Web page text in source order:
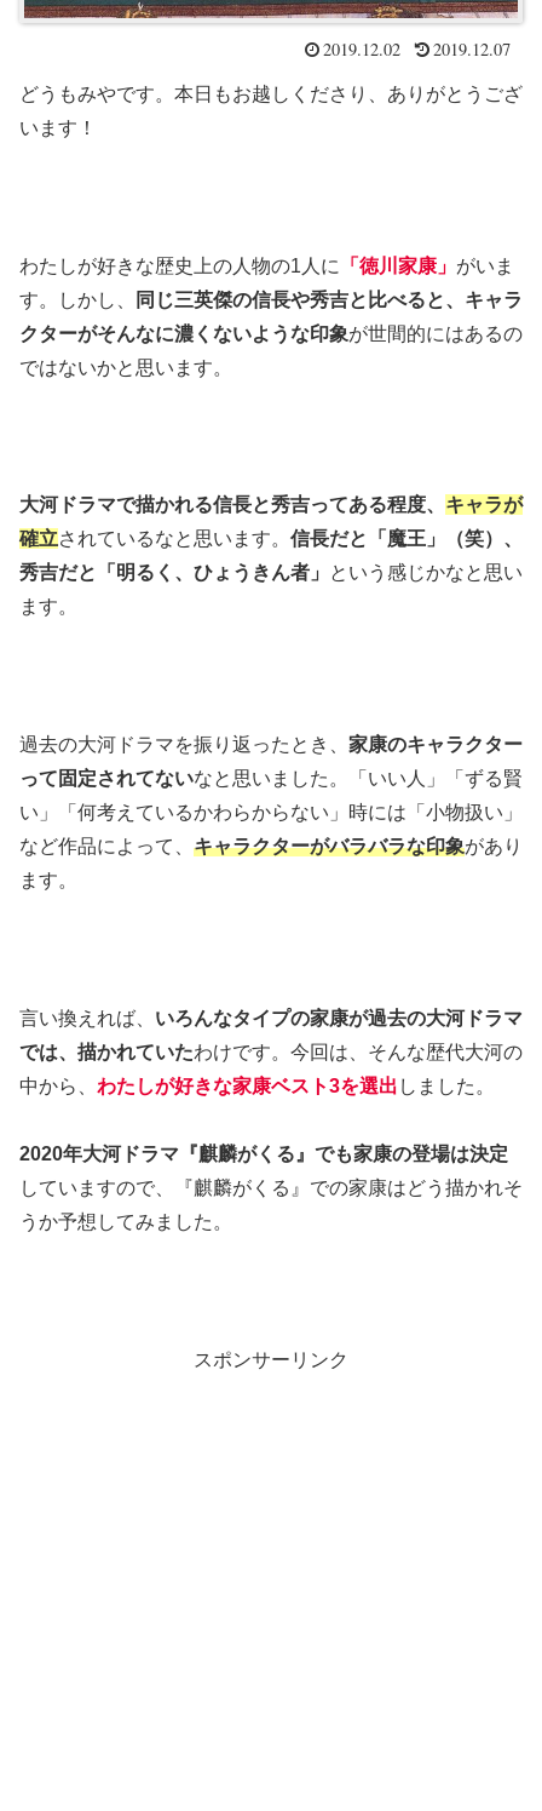
2019.12.02 2019.12.07
どうもみやです。本日もお越しくださり、ありがとうござ
います！
わたしが好きな歴史上の人物の1人に 「徳川家康」 がいま
す。しかし、
同じ三英傑の信長や秀吉と比べると、キャラ
クターがそんなに濃くないような印象が世間的にはあるの
ではないかと思います。
大河ドラマで描かれる信長と秀吉ってある程度、 キャラが
確立されているなと思います。 信長だと「魔王」（笑）、
秀吉だと「明るく、ひょうきん者」
という感じかなと思い
ます。
過去の大河ドラマを振り返ったとき、 家康のキャラクター
って固定されてないなと思いました。「いい人」「ずる賢
い」「何考えているかわらからない」時には「小物扱い」
など作品によって、 キャラクターがバラバラな印象があり
ます。
言い換えれば、 いろんなタイプの家康が過去の大河ドラマ
では、描かれていたわけです。今回は、そんな歴代大河の
中から、 わたしが好きな家康ベスト3を選出 しました。
2020年大河ドラマ『麒麟がくる』でも家康の登場は決定
していますので、『麒麟がくる』での家康はどう描かれそ
うか予想してみました。
スポンサーリンク